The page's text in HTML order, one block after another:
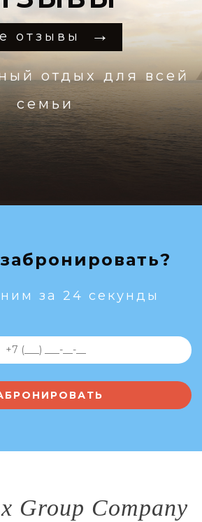
отзывы
отдых для всей
семьи
за 24 секунды
Group Company